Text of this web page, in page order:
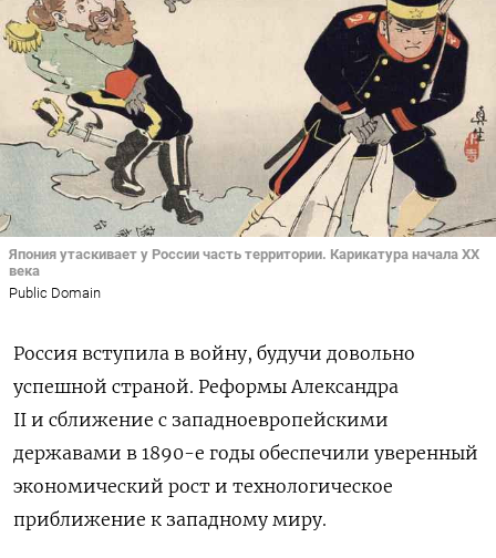
Япония утаскивает у России часть территории. Карикатура начала XX
века
Public Domain
Россия вступила в войну, будучи довольно
успешной страной. Реформы Александра
II и сближение с западноевропейскими
державами в 1890-е годы обеспечили уверенный
экономический рост и технологическое
приближение к западному миру.